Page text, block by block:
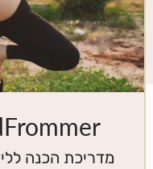
מדריכת הכנה